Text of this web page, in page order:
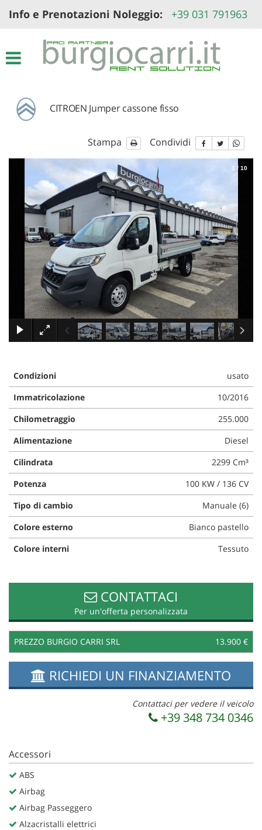
Info e Prenotazioni Noleggio: +39 031 791963
CITROEN Jumper cassone fisso
Stampa Condividi
×
1 / 10
Condizioni
usato
Immatricolazione
10/2016
Chilometraggio
255.000
Alimentazione
Diesel
Cilindrata
2299 Cm³
Potenza
100 KW / 136 CV
Tipo di cambio
Manuale (6)
Colore esterno
Bianco pastello
Colore interni
Tessuto
CONTATTACI
Per un'offerta personalizzata
PREZZO BURGIO CARRI SRL 13.900 €
RICHIEDI UN FINANZIAMENTO
Contattaci per vedere il veicolo
+39 348 734 0346
Accessori
ABS
Airbag
Airbag Passeggero
Alzacristalli elettrici
Le
preferenze
di
consenso
seguente
pannello
esprimere
preferenze
consenso
alle
tecnologie
tracciamento
che
adottiamo
per
offrire
le
funzionalità
le
attività
di
seguito
descritte.
Per
ottenere
maggiori
informazioni
sull'utilità
e
sul
funzionamento
di
questi
strumenti
si
policy.
Puoi
rivedere
e
modificare
le